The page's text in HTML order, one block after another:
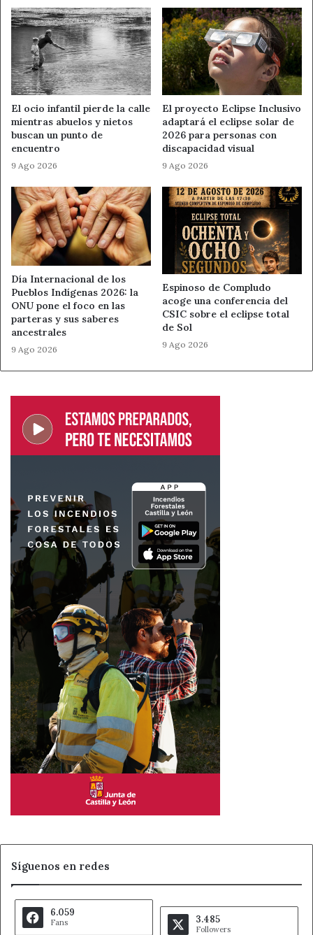
Conducir con precaución
La clave está en la suavidad: respetar las señales,
mantener una velocidad moderada y realizar
movimientos progresivos aseguran un mayor control del
vehículo. Una postura correcta de las manos en el
volante, como a las “10 y 2” en un reloj imaginario,
también contribuye a una conducción segura.
Mantener la distancia de seguridad
Guardar una distancia suficiente con el vehículo
delantero es esencial para reaccionar a tiempo ante
imprevistos. Según Parclick, un conductor necesita al
menos 0,75 segundos para reaccionar, durante los cuales
el coche puede recorrer entre 10 y 25 metros
dependiendo de la velocidad.
Usar los retrovisores
retrovisores, comprobar puntos muertos y señalizar las
intenciones con antelación.
Practicar el estacionamiento
práctica. Parclick recomienda buscar espacios abiertos
para entrenar y, progresivamente, practicar en parkings
subterráneos para adquirir confianza en maniobras más
complejas.
Un aliado para los nuevos conductores
Tener un lugar reservado para estacionar puede marcar
una gran diferencia para quienes se enfrentan a los
nervios de conducir por primera vez.
Parclick
posiciona como el aliado ideal para los nuevos
conductores, ofreciéndoles la tranquilidad de llegar a su
destino con todo planificado y sin preocupaciones. En un
momento en el que el interés por obtener el carnet está
en descenso, soluciones prácticas como la reserva
anticipada de aparcamiento son clave para motivar a los
conductores noveles y fomentar una movilidad más
segura y responsable.
de
Castilla
y
León
El ocio infantil pierde la calle
mientras abuelos y nietos
buscan un punto de
encuentro
9 Ago 2026
El proyecto Eclipse Inclusivo
adaptará el eclipse solar de
2026 para personas con
discapacidad visual
9 Ago 2026
Día Internacional de los
Pueblos Indígenas 2026: la
ONU pone el foco en las
parteras y sus saberes
ancestrales
9 Ago 2026
Espinoso de Compludo
acoge una conferencia del
CSIC sobre el eclipse total
de Sol
9 Ago 2026
Síguenos en redes
6.059
Fans 3.485
Followers